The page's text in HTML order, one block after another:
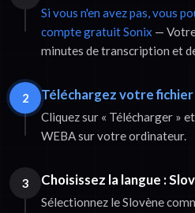
Si vous n'en avez pas, vous
compte gratuit Sonix —
minutes de transcription et
2 Téléchargez votre
Cliquez sur « Télécharger »
WEBA sur votre ordinateur.
3 Choisissez la langue :
Sélectionnez le Slovène